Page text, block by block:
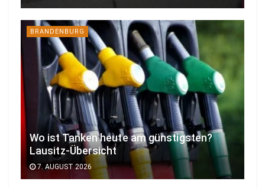
BRANDENBURG
Wo ist Tanken heute am günstigsten?
Lausitz-Übersicht
7. AUGUST 2026